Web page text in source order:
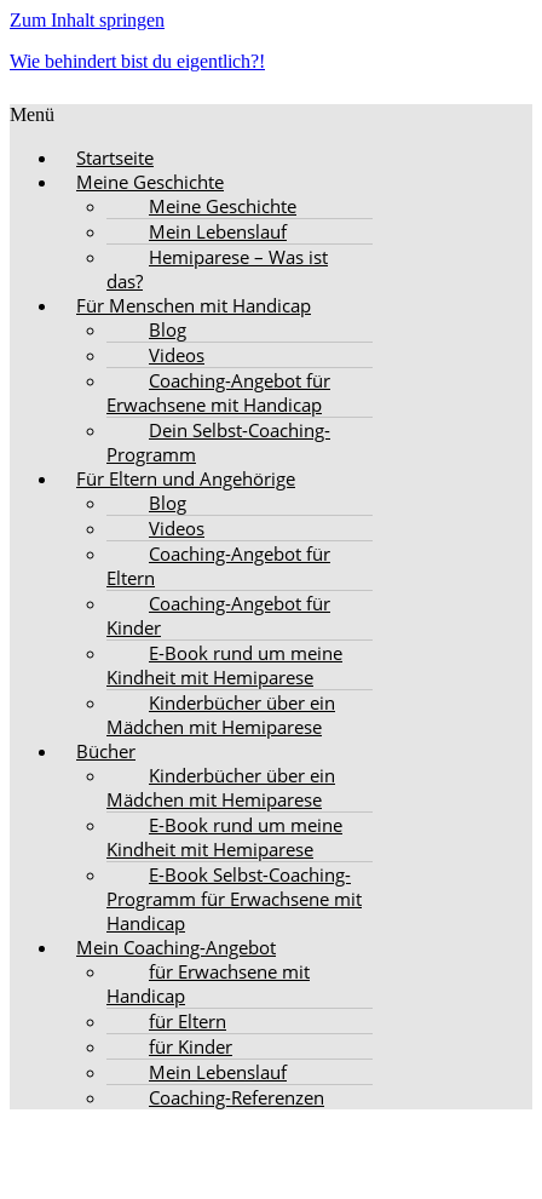
Zum Inhalt springen
Wie behindert bist du eigentlich?!
Menü
Startseite
Meine Geschichte
Meine Geschichte
Mein Lebenslauf
Hemiparese – Was ist
das?
Für Menschen mit Handicap
Blog
Videos
Coaching-Angebot für
Erwachsene mit Handicap
Dein Selbst-Coaching-
Programm
Für Eltern und Angehörige
Blog
Videos
Coaching-Angebot für
Eltern
Coaching-Angebot für
Kinder
E-Book rund um meine
Kindheit mit Hemiparese
Kinderbücher über ein
Mädchen mit Hemiparese
Bücher
Kinderbücher über ein
Mädchen mit Hemiparese
E-Book rund um meine
Kindheit mit Hemiparese
E-Book Selbst-Coaching-
Programm für Erwachsene mit
Handicap
Mein Coaching-Angebot
für Erwachsene mit
Handicap
für Eltern
für Kinder
Mein Lebenslauf
Coaching-Referenzen